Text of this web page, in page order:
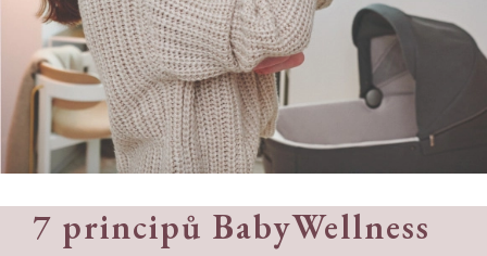
7 principů BabyWellness